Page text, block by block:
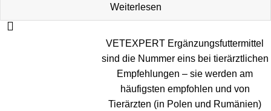
Weiterlesen
VETEXPERT Ergänzungsfuttermittel
sind die Nummer eins bei tierärztlichen
Empfehlungen – sie werden am
häufigsten empfohlen und von
Tierärzten (in Polen und Rumänien)